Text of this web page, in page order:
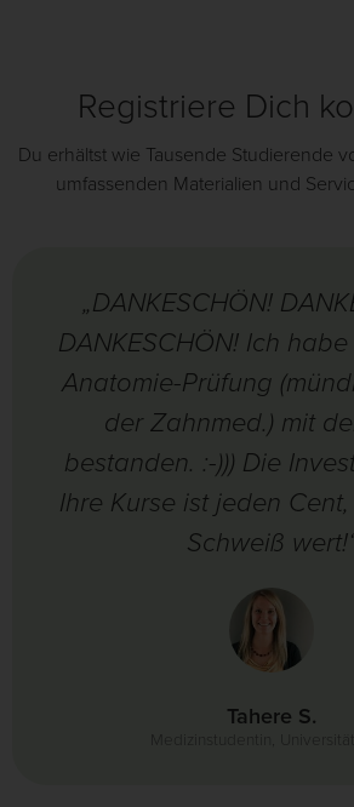
Registriere Dich
Du erhältst wie Tausende Studierende
umfassenden Materialien und
„DANKESCHÖN!
DANKESCHÖN! Ich
Anatomie-Prüfung
der Zahnmed.) mit
bestanden. :-))) Die
Ihre Kurse ist jeden
Schweiß
Tahere S.